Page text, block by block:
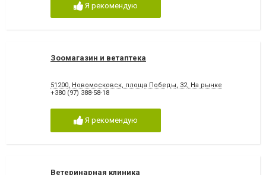
Я рекомендую
Зоомагазин и ветаптека
51200, Новомосковск, площа Победы, 32, На рынке
+380 (97) 388-58-18
Я рекомендую
Ветеринарная клиника